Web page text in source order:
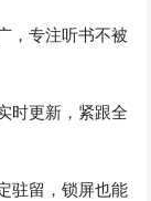
，专注听书不被
时更新，紧跟全
驻留，锁屏也能